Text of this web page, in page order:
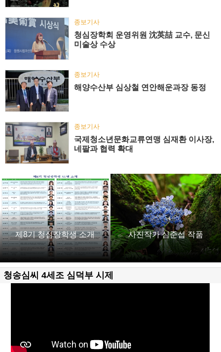
종보기사
청심장학회 운영위원 沈英喆 교수, 문신
미술상 수상
종보기사
해양수산부 심상철 연안해운과장 동정
종보기사
국제청소년문화교류연맹 심재환 이사장,
네팔과 협력 확대
제8기 청심장학생 소개 사진작가 심준섭 작품
청송심씨 4세조 심덕부 시제